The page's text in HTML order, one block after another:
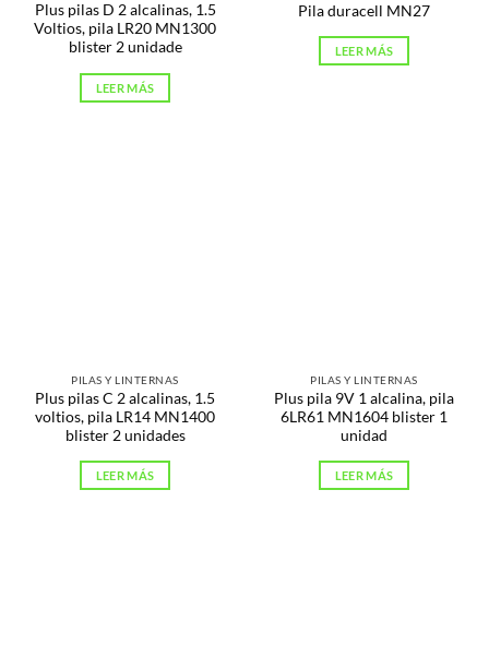
Plus pilas D 2 alcalinas, 1.5
Voltios, pila LR20 MN1300
blister 2 unidade
LEER MÁS
Pila duracell MN27
LEER MÁS
PILAS Y LINTERNAS
Plus pilas C 2 alcalinas, 1.5
voltios, pila LR14 MN1400
blister 2 unidades
LEER MÁS
PILAS Y LINTERNAS
Plus pila 9V 1 alcalina, pila
6LR61 MN1604 blister 1
unidad
LEER MÁS